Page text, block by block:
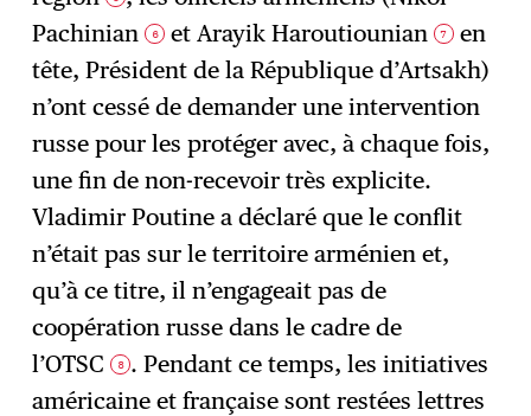
Pachinian 6 et Arayik Haroutiounian 7 en
tête, Président de la République d’Artsakh)
n’ont cessé de demander une intervention
russe pour les protéger avec, à chaque fois,
une fin de non-recevoir très explicite.
Vladimir Poutine a déclaré que le conflit
n’était pas sur le territoire arménien et,
qu’à ce titre, il n’engageait pas de
coopération russe dans le cadre de
l’OTSC 8 . Pendant ce temps, les initiatives
américaine et française sont restées lettres